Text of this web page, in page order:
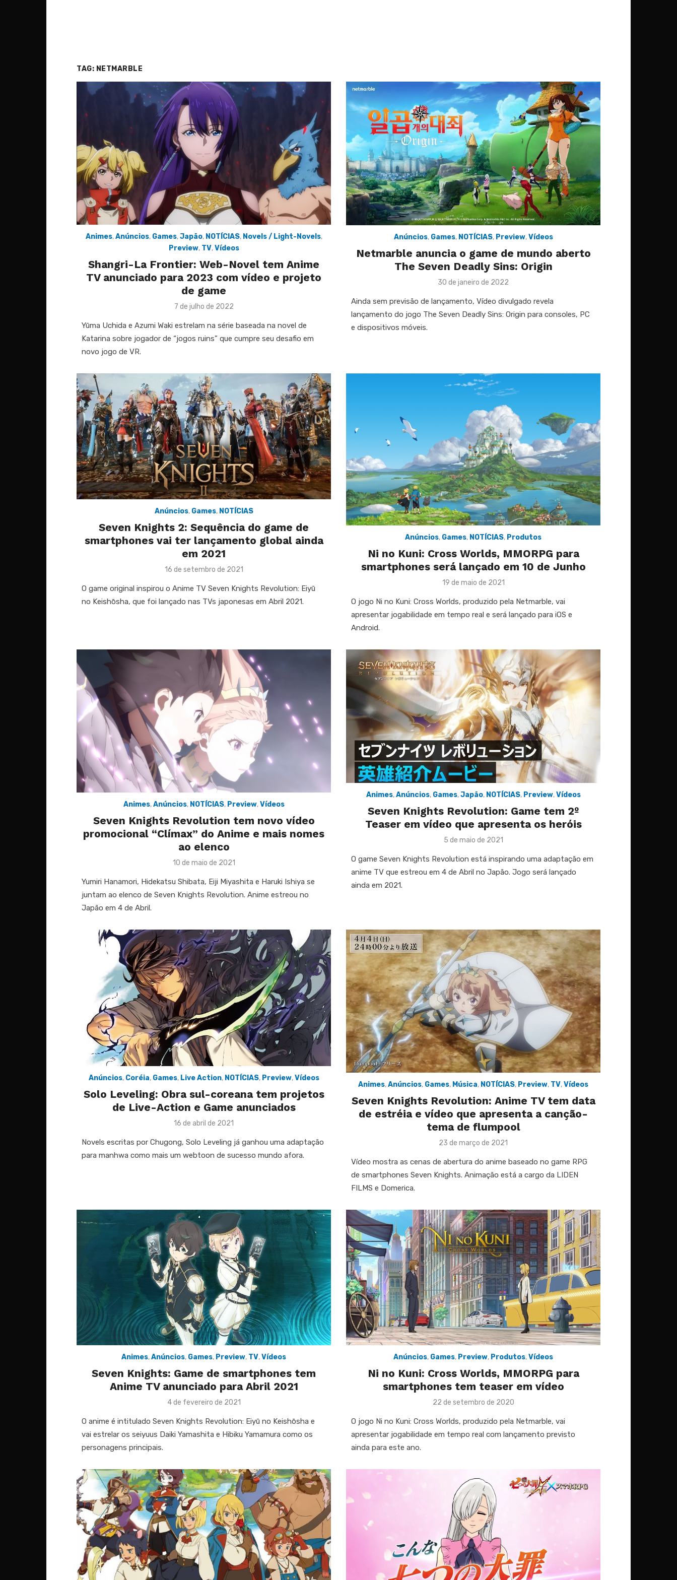
TAG: NETMARBLE
Animes,Anúncios, Games,Japão, NOTÍCIAS, Novels / Light-Novels,
Preview, TV,Vídeos
Shangri-La Frontier: Web-Novel tem Anime
TV anunciado para 2023 com vídeo e projeto
de game
Posted
7 de julho de 2022
Yūma Uchida e Azumi Waki estrelam na série baseada na novel de
Katarina sobre jogador de “jogos ruins” que cumpre seu desafio em
novo jogo de VR.
Anúncios, Games, NOTÍCIAS, Preview,Vídeos
Netmarble anuncia o game de mundo aberto
The Seven Deadly Sins: Origin
Posted
30 de janeiro de 2022
Ainda sem previsão de lançamento, Vídeo divulgado revela
lançamento do jogo The Seven Deadly Sins: Origin para consoles, PC
e dispositivos móveis.
Anúncios, Games, NOTÍCIAS
Seven Knights 2: Sequência do game de
smartphones vai ter lançamento global ainda
em 2021
Posted
16 de setembro de 2021
O game original inspirou o Anime TV Seven Knights Revolution: Eiyū
no Keishōsha, que foi lançado nas TVs japonesas em Abril 2021.
Anúncios, Games, NOTÍCIAS, Produtos
Ni no Kuni: Cross Worlds, MMORPG para
smartphones será lançado em 10 de Junho
Posted
19 de maio de 2021
O jogo Ni no Kuni: Cross Worlds, produzido pela Netmarble, vai
apresentar jogabilidade em tempo real e será lançado para iOS e
Android.
Animes,Anúncios, NOTÍCIAS, Preview,Vídeos
Seven Knights Revolution tem novo vídeo
promocional “Clímax” do Anime e mais nomes
ao elenco
Posted
10 de maio de 2021
Yumiri Hanamori, Hidekatsu Shibata, Eiji Miyashita e Haruki Ishiya se
juntam ao elenco de Seven Knights Revolution. Anime estreou no
Japão em 4 de Abril.
Animes,Anúncios, Games,Japão, NOTÍCIAS, Preview,Vídeos
Seven Knights Revolution: Game tem 2º
Teaser em vídeo que apresenta os heróis
Posted
5 de maio de 2021
O game Seven Knights Revolution está inspirando uma adaptação em
anime TV que estreou em 4 de Abril no Japão. Jogo será lançado
ainda em 2021.
Anúncios, Coréia, Games, Live Action, NOTÍCIAS, Preview,Vídeos
Solo Leveling: Obra sul-coreana tem projetos
de Live-Action e Game anunciados
Posted
16 de abril de 2021
Novels escritas por Chugong, Solo Leveling já ganhou uma adaptação
para manhwa como mais um webtoon de sucesso mundo afora.
Animes,Anúncios, Games, Música, NOTÍCIAS, Preview, TV,Vídeos
Seven Knights Revolution: Anime TV tem data
de estréia e vídeo que apresenta a canção-
tema de flumpool
Posted
23 de março de 2021
Vídeo mostra as cenas de abertura do anime baseado no game RPG
de smartphones Seven Knights. Animação está a cargo da LIDEN
FILMS e Domerica.
Animes,Anúncios, Games, Preview, TV,Vídeos
Seven Knights: Game de smartphones tem
Anime TV anunciado para Abril 2021
Posted
4 de fevereiro de 2021
O anime é intitulado Seven Knights Revolution: Eiyū no Keishōsha e
vai estrelar os seiyuus Daiki Yamashita e Hibiku Yamamura como os
personagens principais.
Anúncios, Games, Preview, Produtos,Vídeos
Ni no Kuni: Cross Worlds, MMORPG para
smartphones tem teaser em vídeo
Posted
22 de setembro de 2020
O jogo Ni no Kuni: Cross Worlds, produzido pela Netmarble, vai
apresentar jogabilidade em tempo real com lançamento previsto
ainda para este ano.